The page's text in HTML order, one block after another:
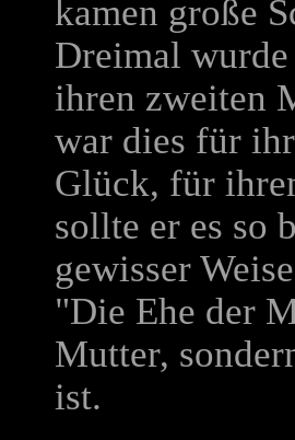
kamen große
Dreimal
ihren zweiten
war dies für
Glück, für
sollte er es so
gewisser
"Die Ehe der
Mutter,
ist.